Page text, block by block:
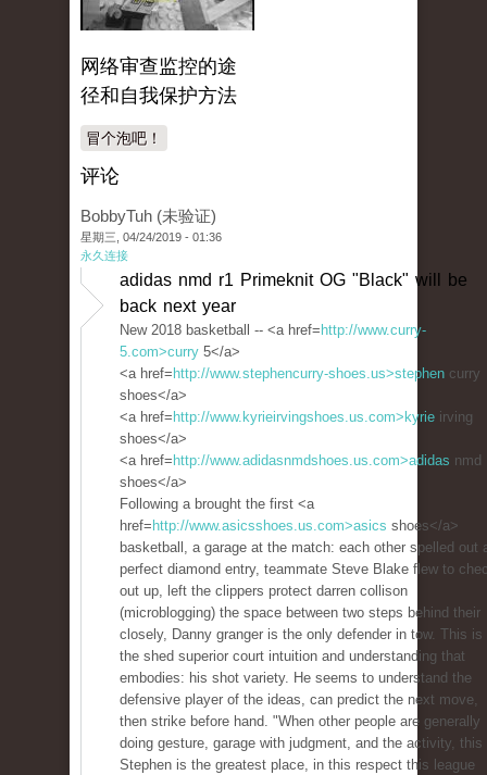
网络审查监控的途
径和自我保护方法
冒个泡吧！
评论
BobbyTuh (未验证)
星期三, 04/24/2019 - 01:36
永久连接
adidas nmd r1 Primeknit OG "Black" will be
back next year
New 2018 basketball -- <a href= http://www.curry-
5.com>curry 5</a>
<a href= http://www.stephencurry-shoes.us>stephen curry
shoes</a>
<a href= http://www.kyrieirvingshoes.us.com>kyrie irving
shoes</a>
<a href= http://www.adidasnmdshoes.us.com>adidas nmd
shoes</a>
Following a brought the first <a
href= http://www.asicsshoes.us.com>asics shoes</a>
basketball, a garage at the match: each other spelled out
perfect diamond entry, teammate Steve Blake flew to
out up, left the clippers protect darren collison
(microblogging) the space between two steps behind their
closely, Danny granger is the only defender in tow. This is
the shed superior court intuition and understanding that
embodies: his shot variety. He seems to understand the
defensive player of the ideas, can predict the next move,
then strike before hand. "When other people are generally
doing gesture, garage with judgment, and the activity, this
Stephen is the greatest place, in this respect this league